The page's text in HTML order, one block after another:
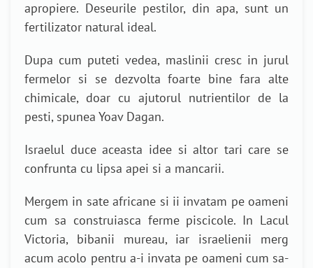
apropiere. Deseurile pestilor, din apa, sunt un
fertilizator natural ideal.
Dupa cum puteti vedea, maslinii cresc in jurul
fermelor si se dezvolta foarte bine fara alte
chimicale, doar cu ajutorul nutrientilor de la
pesti, spunea Yoav Dagan.
Israelul duce aceasta idee si altor tari care se
confrunta cu lipsa apei si a mancarii.
Mergem in sate africane si ii invatam pe oameni
cum sa construiasca ferme piscicole. In Lacul
Victoria, bibanii mureau, iar israelienii merg
acum acolo pentru a-i invata pe oameni cum sa-